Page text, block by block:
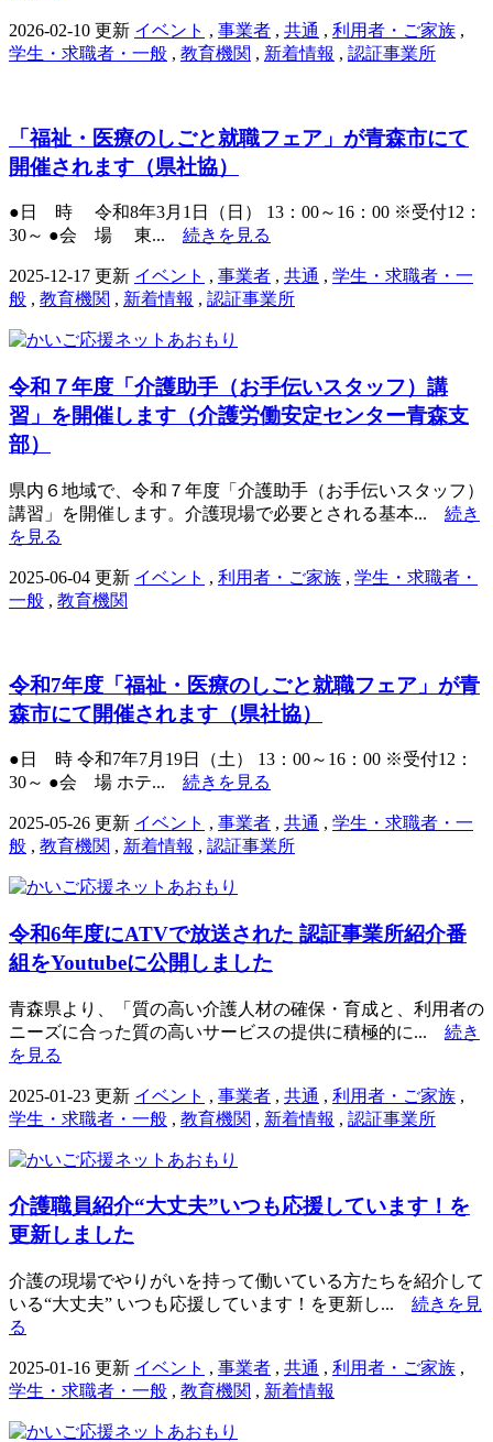
2026-02-10 更新 イベント , 事業者 , 共通 , 利用者・ご家族 ,
学生・求職者・一般 , 教育機関 , 新着情報 , 認証事業所
「福祉・医療のしごと就職フェア」が青森市にて
開催されます（県社協）
●日 時 令和8年3月1日（日） 13：00～16：00 ※受付12：
30～ ●会 場 東... 続きを見る
2025-12-17 更新 イベント , 事業者 , 共通 , 学生・求職者・一
般 , 教育機関 , 新着情報 , 認証事業所
令和７年度「介護助手（お手伝いスタッフ）講
習」を開催します（介護労働安定センター青森支
部）
県内６地域で、令和７年度「介護助手（お手伝いスタッフ）
講習」を開催します。介護現場で必要とされる基本... 続き
を見る
2025-06-04 更新 イベント , 利用者・ご家族 , 学生・求職者・
一般 , 教育機関
令和7年度「福祉・医療のしごと就職フェア」が青
森市にて開催されます（県社協）
●日 時 令和7年7月19日（土） 13：00～16：00 ※受付12：
30～ ●会 場 ホテ... 続きを見る
2025-05-26 更新 イベント , 事業者 , 共通 , 学生・求職者・一
般 , 教育機関 , 新着情報 , 認証事業所
令和6年度にATVで放送された 認証事業所紹介番
組をYoutubeに公開しました
青森県より、「質の高い介護人材の確保・育成と、利用者の
ニーズに合った質の高いサービスの提供に積極的に... 続き
を見る
2025-01-23 更新 イベント , 事業者 , 共通 , 利用者・ご家族 ,
学生・求職者・一般 , 教育機関 , 新着情報 , 認証事業所
介護職員紹介“大丈夫”いつも応援しています！を
更新しました
介護の現場でやりがいを持って働いている方たちを紹介して
いる“大丈夫” いつも応援しています！を更新し... 続きを見
る
2025-01-16 更新 イベント , 事業者 , 共通 , 利用者・ご家族 ,
学生・求職者・一般 , 教育機関 , 新着情報